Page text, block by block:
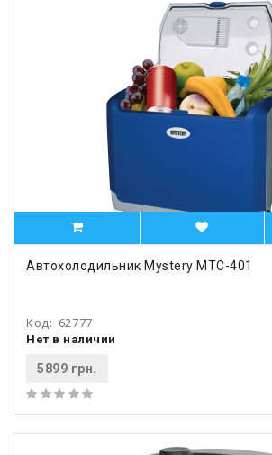
Автохолодильник Mystery MTC-401
Код: 62777
Нет в наличии
5899 грн.